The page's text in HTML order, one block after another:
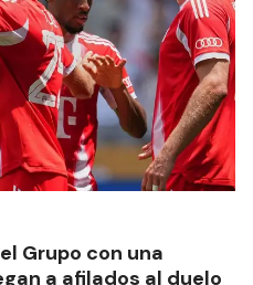
Grupo con una
a afilados al duelo